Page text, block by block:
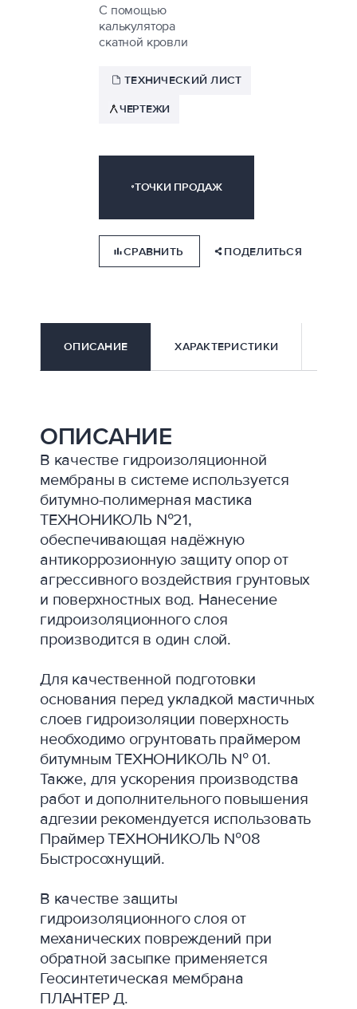
С помощью
калькулятора
скатной кровли
ТЕХНИЧЕСКИЙ ЛИСТ
ЧЕРТЕЖИ
ТОЧКИ ПРОДАЖ
СРАВНИТЬ ПОДЕЛИТЬСЯ
ОПИСАНИЕ ХАРАКТЕРИСТИКИ
ОПИСАНИЕ
В качестве гидроизоляционной
мембраны в системе используется
битумно-полимерная мастика
ТЕХНОНИКОЛЬ №21,
обеспечивающая надёжную
антикоррозионную защиту опор от
агрессивного воздействия грунтовых
и поверхностных вод. Нанесение
гидроизоляционного слоя
производится в один слой.
Для качественной подготовки
основания перед укладкой мастичных
слоев гидроизоляции поверхность
необходимо огрунтовать праймером
битумным ТЕХНОНИКОЛЬ № 01.
Также, для ускорения производства
работ и дополнительного повышения
адгезии рекомендуется использовать
Праймер ТЕХНОНИКОЛЬ №08
Быстросохнущий.
В качестве защиты
гидроизоляционного слоя от
механических повреждений при
обратной засыпке применяется
Геосинтетическая мембрана
ПЛАНТЕР Д.